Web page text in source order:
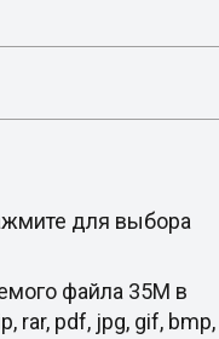
для выбора
файла 35M в
rar, pdf, jpg, gif, bmp,